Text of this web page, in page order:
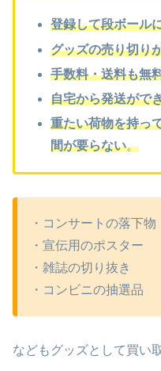
登録して段ボール
グッズの売り切り
手数料・送料も無
自宅から発送がで
重たい荷物を持っ
間が要らない。
・コンサートの落下物
・宣伝用のポスター
・雑誌の切り抜き
・コンビニの抽選品
などもグッズとして買い